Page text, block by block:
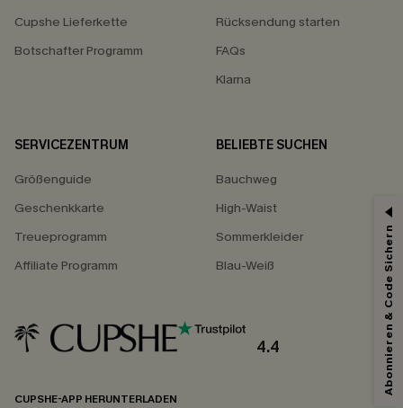
Cupshe Lieferkette
Botschafter Programm
Rücksendung starten
FAQs
Klarna
SERVICEZENTRUM
Größenguide
Geschenkkarte
Treueprogramm
Affiliate Programm
BELIEBTE SUCHEN
Bauchweg
High-Waist
Sommerkleider
Blau-Weiß
4.4
CUPSHE-APP HERUNTERLADEN
Abonnieren & Code Sichern